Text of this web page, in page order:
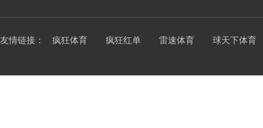
友情链接： 疯狂体育 疯狂红单 雷速体育 球天下体育